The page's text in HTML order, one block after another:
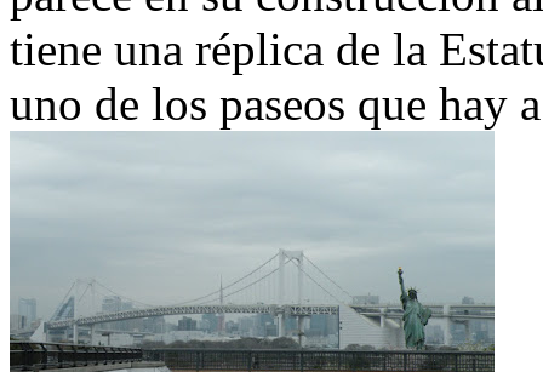
tiene una réplica de la
uno de los paseos que hay